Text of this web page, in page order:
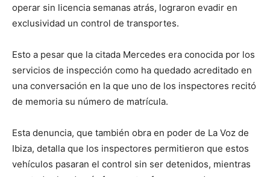
operar sin licencia semanas atrás, lograron evadir en
exclusividad un control de transportes.
Esto a pesar que la citada Mercedes era conocida por los
servicios de inspección como ha quedado acreditado en
una conversación en la que uno de los inspectores recitó
de memoria su número de matrícula.
Esta denuncia, que también obra en poder de La Voz de
Ibiza, detalla que los inspectores permitieron que estos
vehículos pasaran el control sin ser detenidos, mientras